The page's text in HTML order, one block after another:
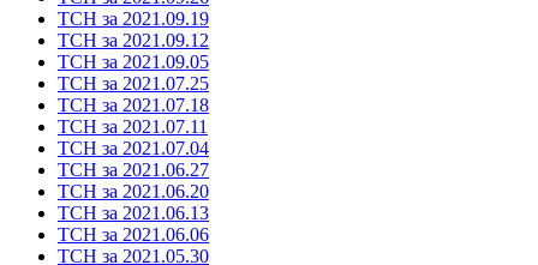
ТСН за 2021.09.19
ТСН за 2021.09.12
ТСН за 2021.09.05
ТСН за 2021.07.25
ТСН за 2021.07.18
ТСН за 2021.07.11
ТСН за 2021.07.04
ТСН за 2021.06.27
ТСН за 2021.06.20
ТСН за 2021.06.13
ТСН за 2021.06.06
ТСН за 2021.05.30